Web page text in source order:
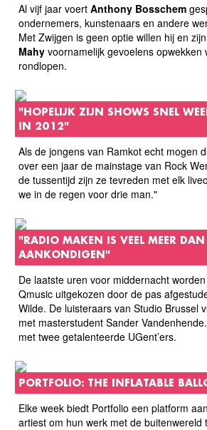
Al vijf jaar voert Anthony Bosschem
ondernemers, kunstenaars en andere
Met Zwijgen is geen optie willen hij en
Mahy voornamelijk gevoelens opwekken
rondlopen.
"HOPELIJK ZIJN SHOWS SNEL
IN 2012"
Als de jongens van Ramkot echt mogen
over een jaar de mainstage van Rock
de tussentijd zijn ze tevreden met elk
we in de regen voor drie man."
"RADIO MAKEN IS VEEL MEER DAN
AANKONDIGEN"
De laatste uren voor middernacht
Qmusic uitgekozen door de pas
Wilde. De luisteraars van Studio Brussel
met masterstudent Sander
met twee getalenteerde UGent’ers.
PORTFOLIO: THE INFLATABLE
Elke week biedt Portfolio een platform
artiest om hun werk met de buitenwereld